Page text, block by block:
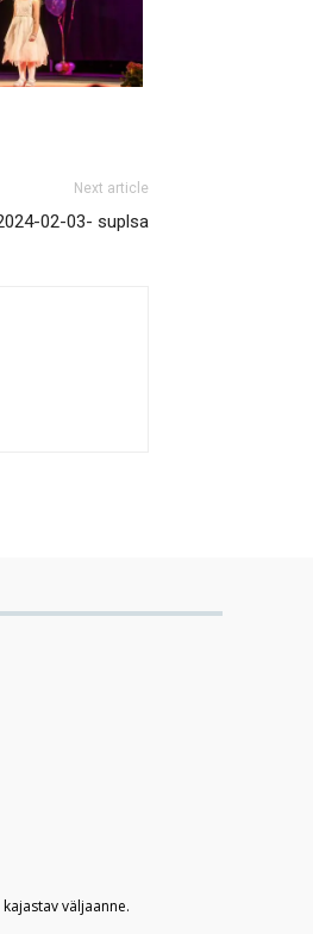
Next article
02-03- suplsa
väljaanne.